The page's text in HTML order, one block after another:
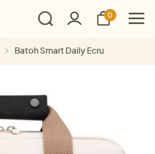
0
Batoh Smart Daily Ecru